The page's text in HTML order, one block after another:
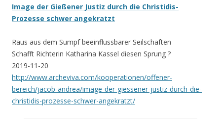
Image der Gießener Justiz durch die Christidis-
Prozesse schwer angekratzt
Raus aus dem Sumpf beeinflussbarer Seilschaften
Schafft Richterin Katharina Kassel diesen Sprung ?
2019-11-20
http://www.archeviva.com/kooperationen/offener-
bereich/jacob-andrea/image-der-giessener-justiz-durch-die-
christidis-prozesse-schwer-angekratzt/